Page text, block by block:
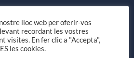
lloc web per oferir-vos
recordant les vostres
visites. En fer clic a "Accepta",
les cookies.